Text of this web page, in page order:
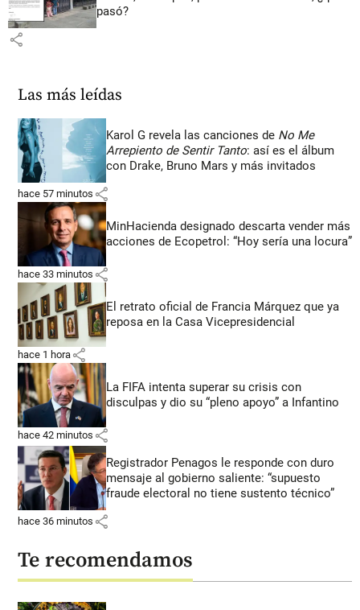
pasó?
share
Las más leídas
Karol G revela las canciones de No Me
Arrepiento de Sentir Tanto: así es el álbum
con Drake, Bruno Mars y más invitados
hace 57 minutos share
MinHacienda designado descarta vender más
acciones de Ecopetrol: “Hoy sería una locura”
hace 33 minutos share
El retrato oficial de Francia Márquez que ya
reposa en la Casa Vicepresidencial
hace 1 hora share
La FIFA intenta superar su crisis con
disculpas y dio su “pleno apoyo” a Infantino
hace 42 minutos share
Registrador Penagos le responde con duro
mensaje al gobierno saliente: “supuesto
fraude electoral no tiene sustento técnico”
hace 36 minutos share
Te recomendamos